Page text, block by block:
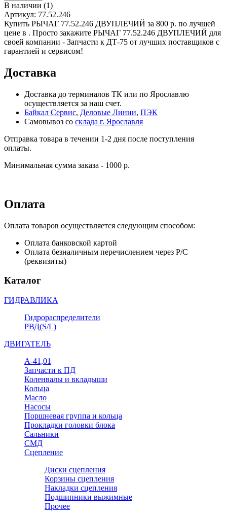
В наличии (1)
Артикул: 77.52.246
Купить РЫЧАГ 77.52.246 ДВУПЛЕЧИЙ за 800 р. по лучшей
цене в . Просто закажите РЫЧАГ 77.52.246 ДВУПЛЕЧИЙ для
своей компании - Запчасти к ДТ-75 от лучших поставщиков с
гарантией и сервисом!
Доставка
Доставка до терминалов ТК или по Ярославлю
осуществляется за наш счет.
Байкал Сервис, Деловые Линии, ПЭК
Самовывоз со склада г. Ярославля
Отправка товара в течении 1-2 дня после поступления
оплаты.
Минимальная сумма заказа - 1000 р.
Оплата
Оплата товаров осуществляется следующим способом:
Оплата банковской картой
Оплата безналичным перечислением через Р/С
(реквизиты)
Каталог
ГИДРАВЛИКА
Гидрораспределители
РВД(S/L)
ДВИГАТЕЛЬ
А-41,01
Запчасти к ПД
Коленвалы и вкладыши
Кольца
Масло
Насосы
Поршневая группа и кольца
Прокладки головки блока
Сальники
СМД
Сцепление
Диски сцепления
Корзины сцепления
Накладки сцепления
Подшипники выжимные
Прочее